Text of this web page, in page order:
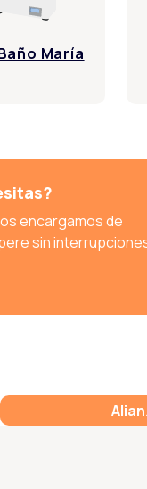
María
encargamos de
sin